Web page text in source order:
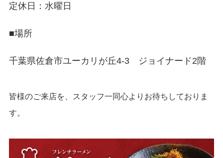
定休日：水曜日
■場所
千葉県佐倉市ユーカリが丘4-3 ジョイナード2階
皆様のご来店を、スタッフ一同心よりお待ちしておりま
す。